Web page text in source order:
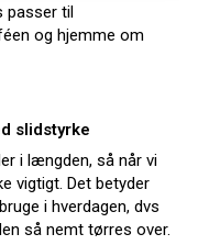
passer til
og hjemme om
slidstyrke
i længden, så når vi
vigtigt. Det betyder
i hverdagen, dvs
så nemt tørres over.